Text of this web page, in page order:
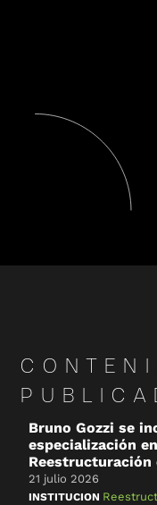
Bruno Gozzi se
especialización
Reestructuración
21 julio 2026
INSTITUCION